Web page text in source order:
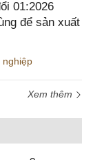
01:2026
để sản xuất
nghiệp
Xem thêm